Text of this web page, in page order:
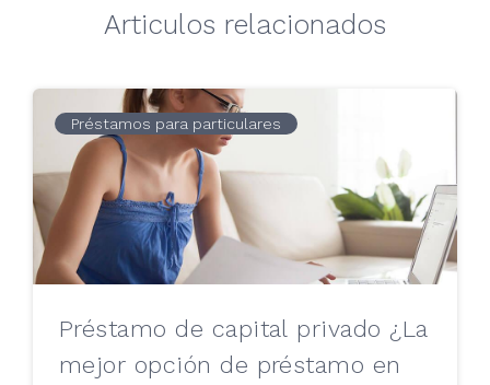
Articulos relacionados
Préstamos para particulares
Préstamo de capital privado ¿La
mejor opción de préstamo en